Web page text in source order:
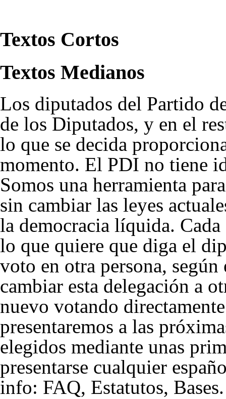
Textos Cortos
Textos Medianos
Los diputados del Partido
de los Diputados, y en el
lo que se decida
momento. El PDI no tiene
Somos una herramienta
sin cambiar las leyes
la democracia líquida.
lo que quiere que diga el
voto en otra persona,
cambiar esta delegación a
nuevo votando
presentaremos a las
elegidos mediante unas
presentarse cualquier
info: FAQ, Estatutos, Bases.